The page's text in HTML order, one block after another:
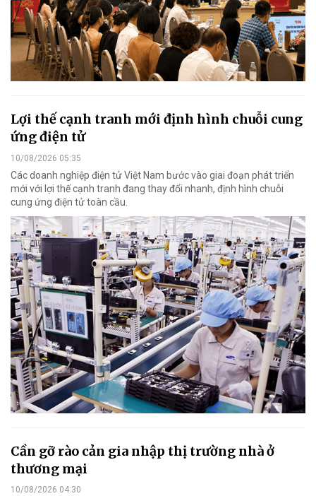
Lợi thế cạnh tranh mới định hình chuỗi cung
ứng điện tử
10/08/2026 05:35
Các doanh nghiệp điện tử Việt Nam bước vào giai đoạn phát triển
mới với lợi thế cạnh tranh đang thay đổi nhanh, định hình chuỗi
cung ứng điện tử toàn cầu.
Cần gỡ rào cản gia nhập thị trường nhà ở
thương mại
10/08/2026 04:30